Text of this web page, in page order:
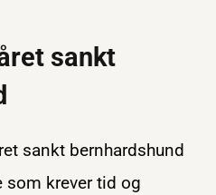
sankt
sankt bernhardshund
som krever tid og